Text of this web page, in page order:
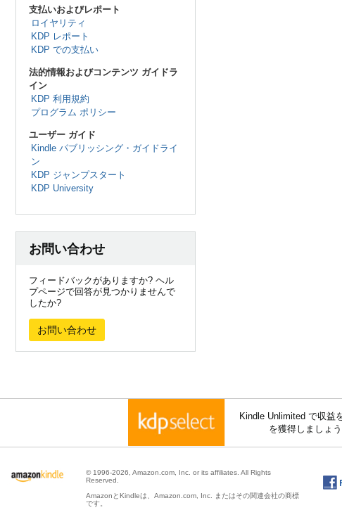
支払いおよびレポート
ロイヤリティ
KDP レポート
KDP での支払い
法的情報およびコンテンツ ガイドラ
イン
KDP 利用規約
プログラム ポリシー
ユーザー ガイド
Kindle パブリッシング・ガイドライ
ン
KDP ジャンプスタート
KDP University
お問い合わせ
フィードバックがありますか? ヘル
プページで回答が見つかりませんで
したか?
お問い合わせ
Kindle Unlimited で収益
を獲得しましょ
© 1996-2026, Amazon.com, Inc. or its affiliates. All Rights
Reserved.
AmazonとKindleは、Amazon.com, Inc. またはその関連会社の商標
です。